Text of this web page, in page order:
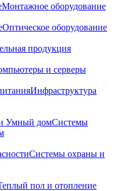
Монтажное оборудование
Оптическое оборудование
продукция
и серверы
Инфраструктура
Системы
Системы охраны и
пол и отопление